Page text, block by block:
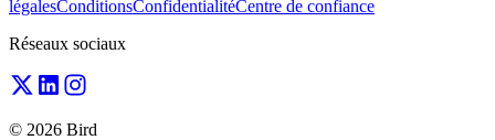
légalesConditionsConfidentialitéCentre de confiance
Réseaux sociaux
© 2026 Bird